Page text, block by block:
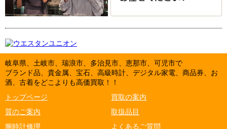
岐阜県、土岐市、瑞浪市、多治見市、恵那市、可児市で
ブランド品、貴金属、宝石、高級時計、デジタル家電、商品券、お
酒、古着をどこよりも高価買取！！
トップページ
買取の案内
質のご案内
取扱品目
腕時計修理
よくあるご質問